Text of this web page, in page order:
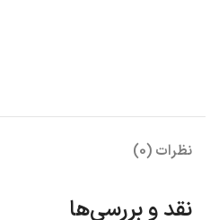
نظرات (0)
نقد و بررسی‌ها